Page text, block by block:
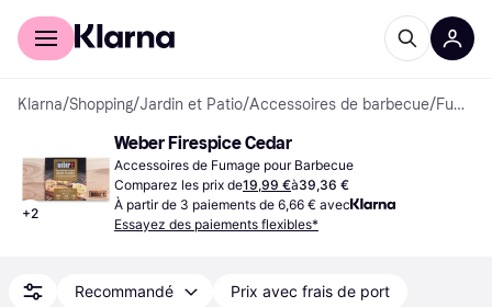
Acheter avec Klarna
Klarna/Shopping/Jardin et Patio/Accessoires de barbecue/ Fumage pour Barbecue
+2
Weber Firespice Cedar
Accessoires de Fumage pour Barbecue
Comparez les prix de19,99 €à39,36 €
À partir de 3 paiements de 6,66 € avec
Essayez des paiements flexibles*
Recommandé Prix avec frais de port